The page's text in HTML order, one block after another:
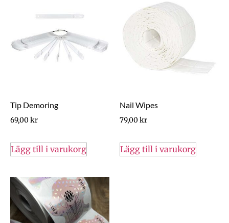
Tip Demoring
69,00kr
Lägg till i varukorg
Nail Wipes
79,00kr
Lägg till i varukorg